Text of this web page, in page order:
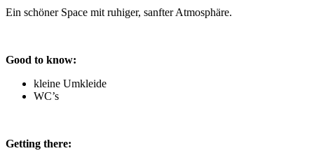
Ein schöner Space mit ruhiger, sanfter Atmosphäre.
Good to know:
kleine Umkleide
WC’s
Getting there: